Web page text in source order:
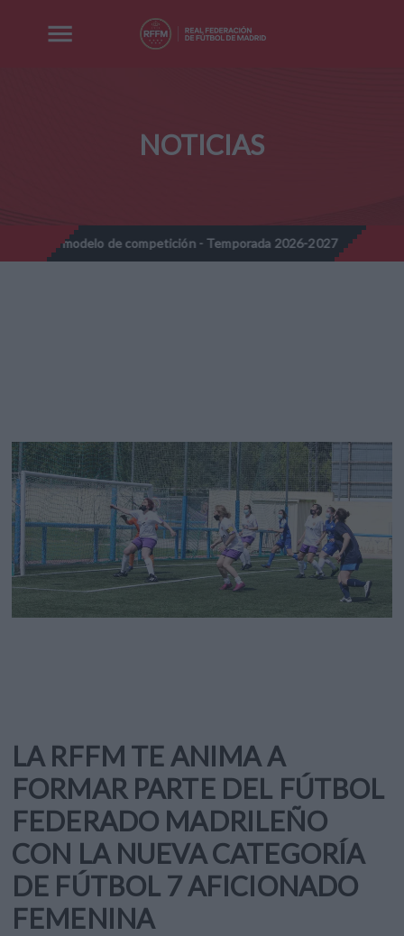
NOTICIAS
de competición - Temporada 2026-2027 // Nota Informativa
LA RFFM TE ANIMA A
FORMAR PARTE DEL FÚTBOL
FEDERADO MADRILEÑO
CON LA NUEVA CATEGORÍA
DE FÚTBOL 7 AFICIONADO
FEMENINA